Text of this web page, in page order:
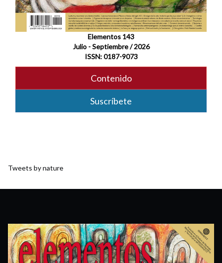
Elementos 143
Julio - Septiembre / 2026
ISSN: 0187-9073
Contenido
Suscríbete
Tweets by nature